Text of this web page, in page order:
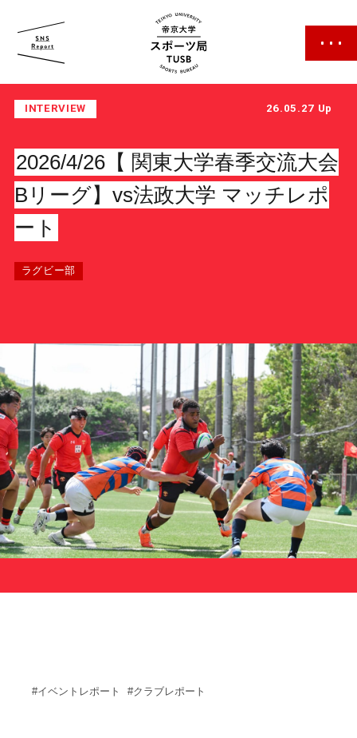
帝京大学 スポーツ局
スポーツ局について
クラブ紹介
カレンダー
お知らせ
サポート情報
運動部支援
お問い合わせ
プライバシーポリシー
INTERVIEW 26.05.27 Up
2026/4/26【 関東大学春季交流大会
Bリーグ】vs法政大学 マッチレポ
ート
ラグビー部
#イベントレポート #クラブレポート